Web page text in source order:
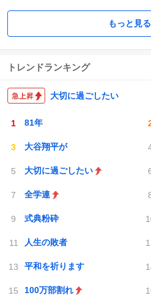
もっと見る
トレンドランキング
大切に過ごしたい
81年
大谷翔平が
大切に過ごしたい
全学連
式典粉砕
人生の敗者
平和を祈ります
100万部割れ